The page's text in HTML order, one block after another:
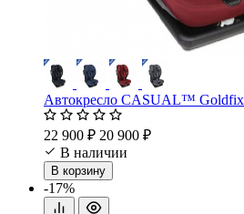
Автокресло CASUAL™
22 900 ₽ 20 900 ₽
В наличии
В корзину
-17%